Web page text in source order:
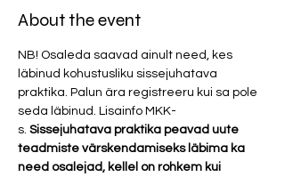
About the event
NB! Osaleda saavad ainult need, kes
läbinud kohustusliku sissejuhatava
praktika. Palun ära registreeru kui sa pole
seda läbinud. Lisainfo MKK-
s. Sissejuhatava praktika peavad uute
teadmiste värskendamiseks läbima ka
need osalejad, kellel on rohkem kui